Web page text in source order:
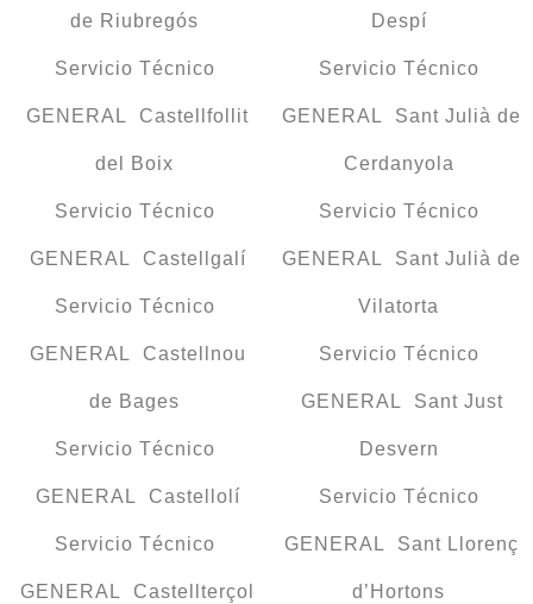
de Riubregós
Servicio Técnico
GENERAL Castellfollit
del Boix
Servicio Técnico
GENERAL Castellgalí
Servicio Técnico
GENERAL Castellnou
de Bages
Servicio Técnico
GENERAL Castellolí
Servicio Técnico
GENERAL Castellterçol
Despí
Servicio Técnico
GENERAL Sant Julià de
Cerdanyola
Servicio Técnico
GENERAL Sant Julià de
Vilatorta
Servicio Técnico
GENERAL Sant Just
Desvern
Servicio Técnico
GENERAL Sant Llorenç
d’Hortons